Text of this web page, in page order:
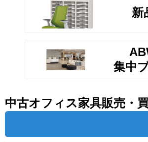
新
集中
中古オフィス家具販売・